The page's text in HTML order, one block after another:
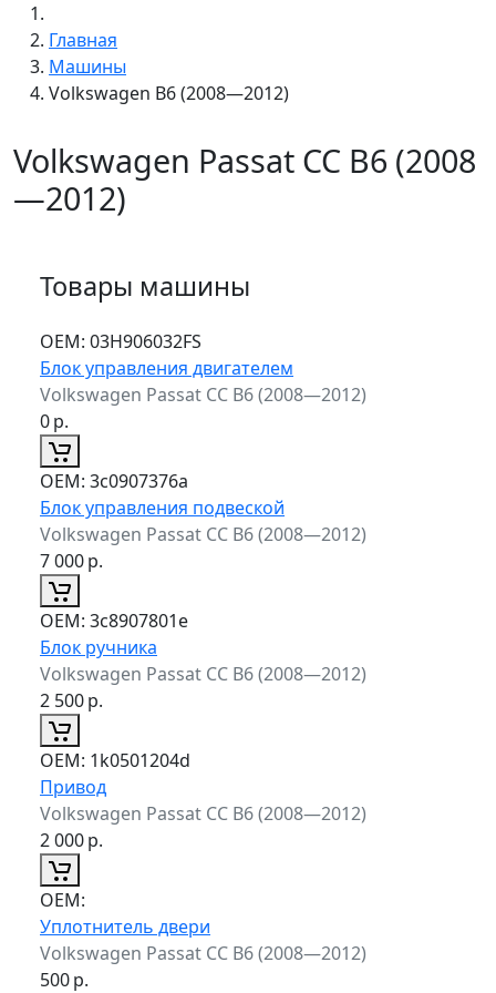
Главная
Машины
Volkswagen B6 (2008—2012)
Volkswagen Passat CC B6 (2008
—2012)
Товары машины
ОЕМ: 03H906032FS
Блок управления двигателем
Volkswagen Passat CC B6 (2008—2012)
0р.
ОЕМ: 3c0907376a
Блок управления подвеской
Volkswagen Passat CC B6 (2008—2012)
7 000р.
ОЕМ: 3c8907801e
Блок ручника
Volkswagen Passat CC B6 (2008—2012)
2 500р.
ОЕМ: 1k0501204d
Привод
Volkswagen Passat CC B6 (2008—2012)
2 000р.
ОЕМ:
Уплотнитель двери
Volkswagen Passat CC B6 (2008—2012)
500р.